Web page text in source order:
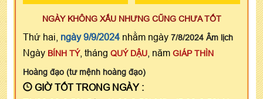
NGÀY KHÔNG XẤU NHƯNG CŨNG CHƯA TỐT
Thứ hai, ngày 9/9/2024 nhằm ngày 7/8/2024 Âm lịch
Ngày BÍNH TÝ, tháng QUÝ DẬU , năm GIÁP THÌN
Hoàng đạo (tư mệnh hoàng đạo)
GIỜ TỐT TRONG NGÀY :